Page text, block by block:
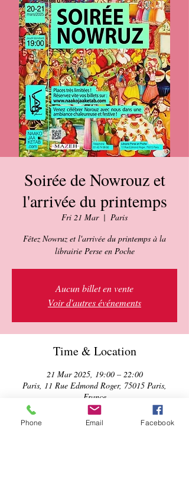
Soirée de Nowrouz et
l'arrivée du printemps
Fri 21 Mar
  |
Paris
Fêtez Nowruz et l'arrivée du printemps à la
librairie Perse en Poche
Aucun billet en vente
Voir d'autres événements
Time & Location
21 Mar 2025, 19:00 – 22:00
Paris, 11 Rue Edmond Roger, 75015 Paris,
France
About the event
Phone Email Facebook